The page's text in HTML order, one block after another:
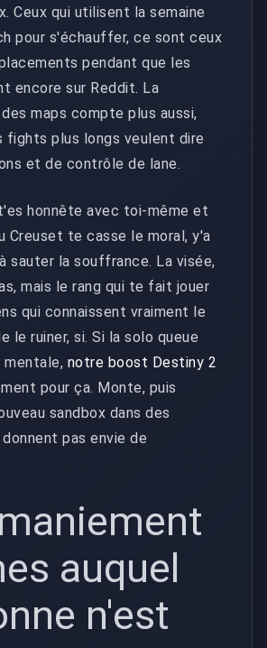
Ceux qui utilisent la semaine
pour s'échauffer, ce sont ceux
pendant que les
encore sur Reddit. La
maps compte plus aussi,
fights plus longs veulent dire
et de contrôle de lane.
honnête avec toi-même et
Creuset te casse le moral, y'a
sauter la souffrance. La visée,
mais le rang qui te fait jouer
qui connaissent vraiment le
le ruiner, si. Si la solo queue
mentale, notre boost Destiny 2
pour ça. Monte, puis
sandbox dans des
pas envie de
auquel
n'est